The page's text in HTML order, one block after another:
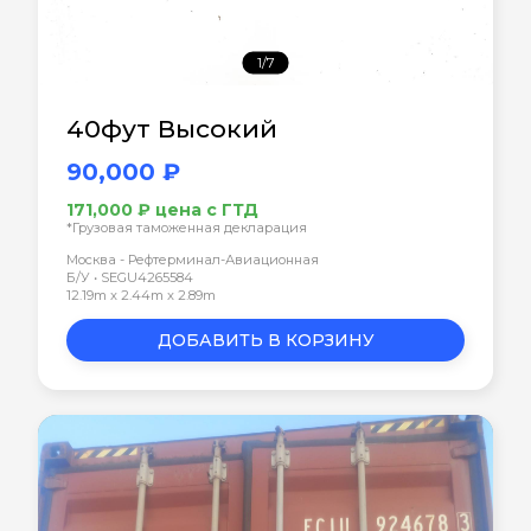
1/7
40фут Высокий
90,000 ₽
171,000 ₽ цена с ГТД
*Грузовая таможенная декларация
Москва - Рефтерминал-Авиационная
Б/У • SEGU4265584
12.19m x 2.44m x 2.89m
ДОБАВИТЬ В КОРЗИНУ